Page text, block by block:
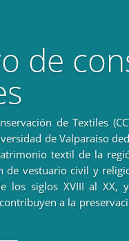
de
de Textiles
de Valparaíso
textil de la
de vestuario civil y
los siglos XVIII al XX,
a la